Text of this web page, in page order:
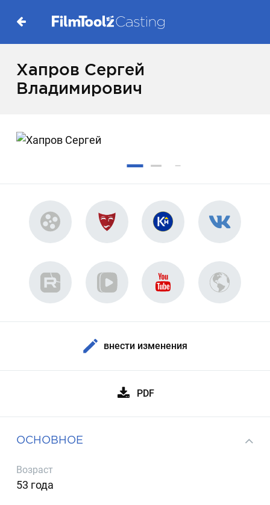
Хапров Сергей
Владимирович
внести изменения
PDF
ОСНОВНОЕ
Возраст
53 года